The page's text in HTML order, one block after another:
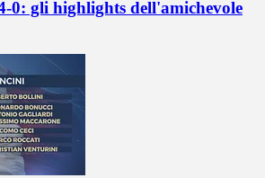
0: gli highlights dell'amichevole